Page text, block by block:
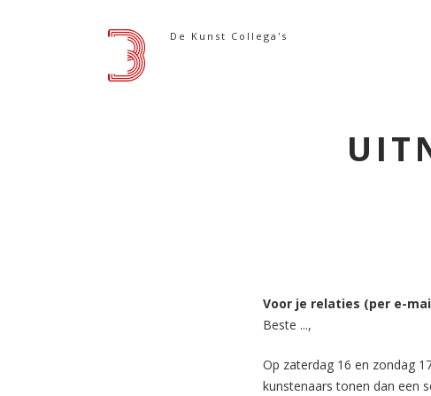
De Kunst Collega's
Voor je relaties (per e-
Beste ...,
Op zaterdag 16 en zondag
kunstenaars tonen dan een